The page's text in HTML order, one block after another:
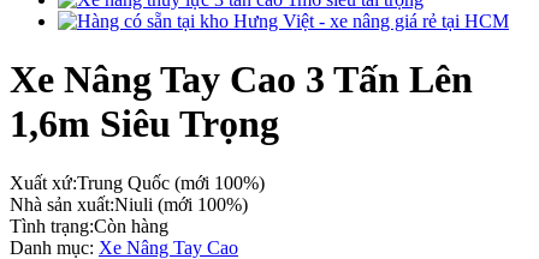
Xe Nâng Tay Cao 3 Tấn Lên
1,6m Siêu Trọng
Xuất xứ:Trung Quốc (mới 100%)
Nhà sản xuất:Niuli (mới 100%)
Tình trạng:Còn hàng
Danh mục: Xe Nâng Tay Cao